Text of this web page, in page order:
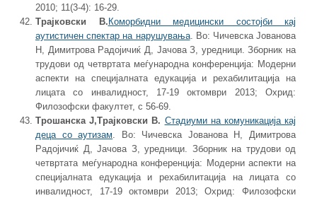
2010; 11(3-4): 16-29.
Трајковски В. Коморбидни медицински состојби кај
аутистичен спектар на нарушувања. Во: Чичевска Јованова
Н, Димитрова Радојичиќ Д, Јачова З, уредници. Зборник на
трудови од четвртата меѓународна конференција: Модерни
аспекти на специјалната едукација и рехабилитација на
лицата со инвалидност, 17-19 октомври 2013; Охрид:
Филозофски факултет, c 56-69.
Трошанска Ј,Трајковски В. Стадиуми на комуникација кај
деца со аутизам. Во: Чичевска Јованова Н, Димитрова
Радојичиќ Д, Јачова З, уредници. Зборник на трудови од
четвртата меѓународна конференција: Модерни аспекти на
специјалната едукација и рехабилитација на лицата со
инвалидност, 17-19 октомври 2013; Охрид: Филозофски